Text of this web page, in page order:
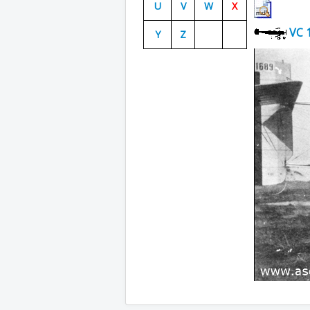
U V W X
Y Z VC